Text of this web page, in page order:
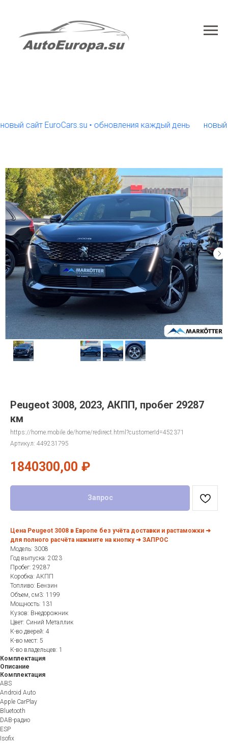
EuroCars.su • обновления каждый день новый сайт
Peugeot 3008, 2023, АКПП, пробег 29287
км
https://home.mobile.de/home/redirect.html?customerId=452371
Артикул: 449231795
1840300,00 ₽
Запрос
Цена Peugeot 3008 в Европе без учёта доставки и растаможки ➜
для полного расчёта нажмите на кнопку ➜ ЗАПРОС
Модель: 3008
Год выпуска: 2023
Пробег: 29287
Коробка: АКПП
Топливо: Бензин
Объем, см3: 1199
Мощность: 131
Кузов: Внедорожник
Цвет: Синий Металлик
К-во дверей: 4
К-во мест: 5
К-во владельцев: 1
Комплектация
Описание
Комплектация
ABS
Android Auto
Apple CarPlay
Bluetooth
DAB-радио
ESP
Isofix